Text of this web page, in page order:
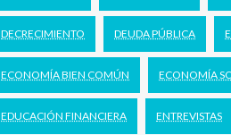
DECRECIMIENTO DEUDA PÚBLICA
ECONOMÍA BIEN COMÚN ECONOMÍA
EDUCACIÓN FINANCIERA ENTREVISTAS